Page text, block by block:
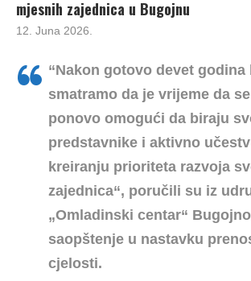
mjesnih zajednica u Bugojnu
12. Juna 2026.
“Nakon gotovo devet godina
smatramo da je vrijeme da
ponovo omogući da biraju
predstavnike i aktivno
kreiranju prioriteta razvoja
zajednica“, poručili su iz
„Omladinski centar“
saopštenje u nastavku
cjelosti.